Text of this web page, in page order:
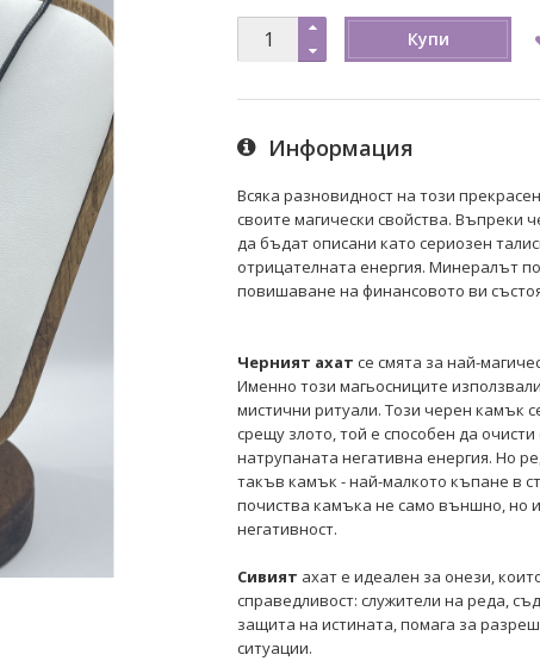
Купи
Информация
Всяка разновидност на този
своите магически свойства. Въпреки
да бъдат описани като сериозен
отрицателната енергия. Минералът
повишаване на финансовото ви
Черният ахат се смята за най-
Именно този магьосниците
мистични ритуали. Този черен камък
срещу злото, той е способен да очисти
натрупаната негативна енергия. Но
такъв камък - най-малкото къпане в
почиства камъка не само външно, но
негативност.
Сивият ахат е идеален за онези,
справедливост: служители на реда,
защита на истината, помага за
ситуации.